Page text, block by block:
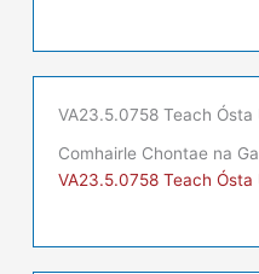
VA23.5.0758 Teach Ósta
Comhairle Chontae na
VA23.5.0758 Teach Ósta